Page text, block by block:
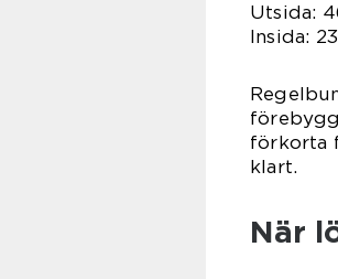
Utsida:
Insida:
förkorta
klart.
När